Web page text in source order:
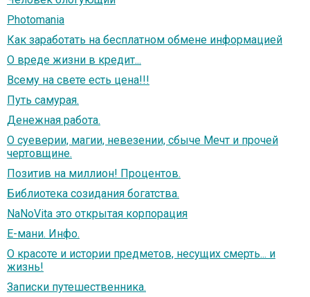
Photomania
Как заработать на бесплатном обмене информацией
О вреде жизни в кредит...
Всему на свете есть цена!!!
Путь самурая.
Денежная работа.
О суеверии, магии, невезении, сбыче Мечт и прочей
чертовщине.
Позитив на миллион! Процентов.
Библиотека созидания богатства.
NaNoVita это открытая корпорация
Е-мани. Инфо.
О красоте и истории предметов, несущих смерть... и
жизнь!
Записки путешественника.